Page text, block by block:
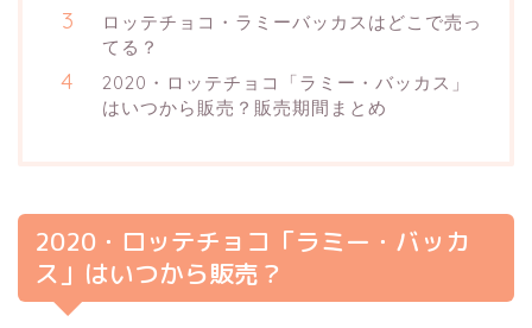
ロッテチョコ・ラミーバッカスはどこで売っ
てる？
2020・ロッテチョコ「ラミー・バッカス」
はいつから販売？販売期間まとめ
2020・ロッテチョコ「ラミー・バッカ
ス」はいつから販売？